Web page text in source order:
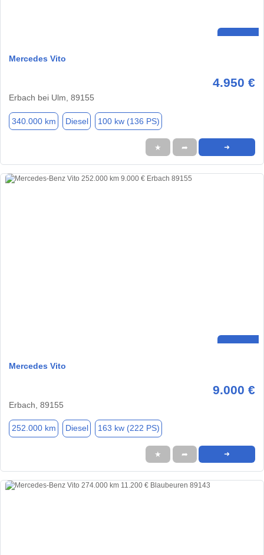
Mercedes Vito
4.950 €
Erbach bei Ulm, 89155
340.000 km Diesel 100 kw (136 PS)
★ ➦ ➜
Mercedes Vito
9.000 €
Erbach, 89155
252.000 km Diesel 163 kw (222 PS)
★ ➦ ➜